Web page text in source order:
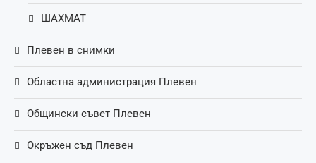
ШАХМАТ
Плевен в снимки
Областна администрация Плевен
Общински съвет Плевен
Окръжен съд Плевен